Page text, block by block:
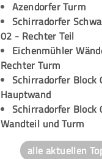
Azendorfer Turm
Schirradorfer
02 - Rechter Teil
Eichenmühler
Rechter Turm
Schirradorfer Block
Hauptwand
Schirradorfer Block
Wandteil und Turm
alle aktuellen